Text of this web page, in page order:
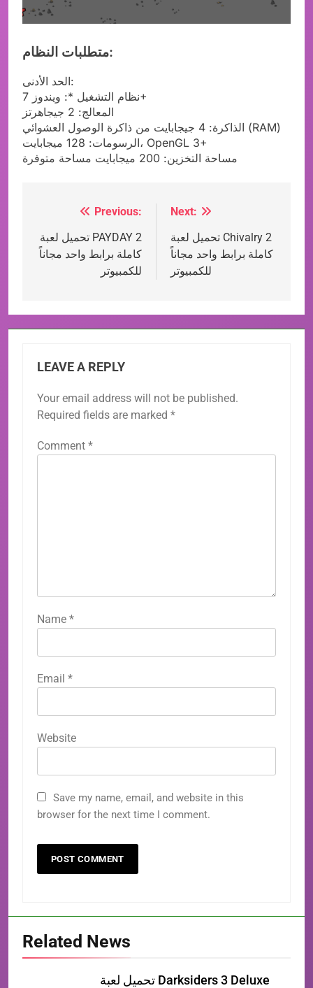
متطلبات النظام:
الحد الأدنى:
نظام التشغيل *: ويندوز 7+
المعالج: 2 جيجاهرتز
الذاكرة: 4 جيجابايت من ذاكرة الوصول العشوائي (RAM)
الرسومات: 128 ميجابايت، OpenGL 3+
مساحة التخزين: 200 ميجابايت مساحة متوفرة
العاب وايفاي WIFI4Games
navigation
Previous:
تحميل لعبة PAYDAY 2
كاملة برابط واحد مجاناً
للكمبيوتر
Next:
تحميل لعبة Chivalry 2
كاملة برابط واحد مجاناً
للكمبيوتر
LEAVE A REPLY
Your email address will not be published.
Required fields are marked *
Comment *
Name *
Email *
Website
Save my name, email, and website in this
browser for the next time I comment.
Related News
تحميل لعبة Darksiders 3 Deluxe